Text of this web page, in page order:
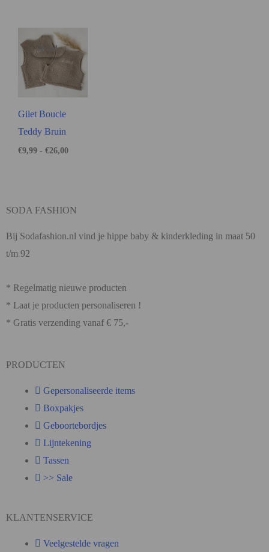
Actie!
Actie!
Gilet Boucle
Teddy Bruin
€9,99 - €26,00
SODA FASHION
Bij Sodafashion.nl vind je hippe baby & kinderkleding in maat 50
t/m 92
* Regelmatig nieuwe producten
* Laat je producten personaliseren !
* Gratis verzending vanaf € 75,-
PRODUCTEN
Gepersonaliseerde items
Boxpakjes
Geboortebordjes
Lijntekening
Tassen
>> Sale
KLANTENSERVICE
Veelgestelde vragen